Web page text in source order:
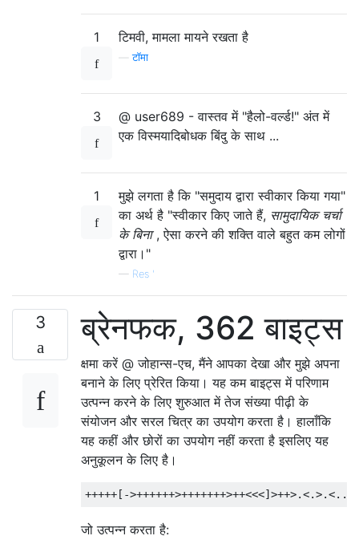
1 टिमवी, मामला मायने रखता है
—टॉमा
3
@ user689 - वास्तव में "हैलो-वर्ल्ड!" अंत में
एक विस्मयादिबोधक बिंदु के साथ ...
1
मुझे लगता है कि "समुदाय द्वारा स्वीकार किया गया"
का अर्थ है "स्वीकार किए जाते हैं, सामुदायिक चर्चा
के बिना, ऐसा करने की शक्ति वाले बहुत कम लोगों
द्वारा।"
— Res '
3 ब्रेनफक, 362 बाइट्स
क्षमा करें @ जोहान्स-एच, मैंने आपका देखा और मुझे अपना
बनाने के लिए प्रेरित किया। यह कम बाइट्स में परिणाम
उत्पन्न करने के लिए शुरुआत में तेज संख्या पीढ़ी के
संयोजन और सरल चित्र का उपयोग करता है। हालाँकि
यह कहीं और छोरों का उपयोग नहीं करता है इसलिए यह
अनुकूलन के लिए है।
जो उत्पन्न करता है: